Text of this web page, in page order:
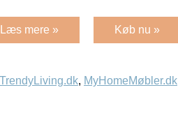
Læs mere » Køb nu »
TrendyLiving.dk, MyHomeMøbler.dk